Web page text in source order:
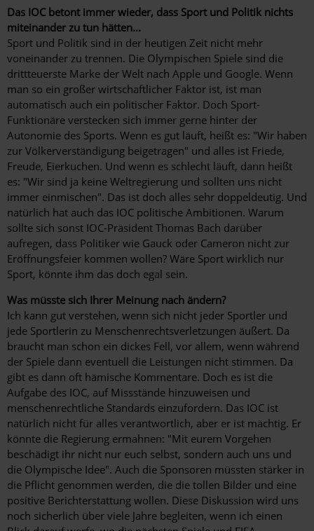
Das IOC betont immer wieder, dass Sport und Politik nichts
miteinander zu tun hätten...
Sport und Politik sind in der heutigen Zeit nicht mehr
voneinander zu trennen. Die Olympischen Spiele sind die
drittteuerste Marke der Welt nach Apple und Google. Wenn
man so ein großer wirtschaftlicher Faktor ist, ist man
automatisch auch ein politischer Faktor. Doch Sport-
Funktionäre verstecken sich immer gerne hinter der
Autonomie des Sports. Wenn es gut läuft, heißt es: "Wir haben
zur Völkerverständigung beigetragen" und alles ist Friede,
Freude, Eierkuchen. Und wenn es schlecht läuft, dann heißt
es: "Wir sind ja keine Weltregierung und sollten uns nicht
immer einmischen". Das ist doch alles sehr doppeldeutig. Und
natürlich hat auch das IOC politische Ambitionen. Warum
sollte sich sonst IOC-Präsident Thomas Bach darüber
aufregen, dass Politiker wie Gauck oder Cameron nicht zur
Eröffnungsfeier kommen wollen? Wäre Sport wirklich nur
Sport, könnte ihm das doch egal sein.
Was müsste sich Ihrer Meinung nach ändern?
Ich kann gut verstehen, wenn sich nicht jeder Sportler und
jede Sportlerin zu Menschenrechtsverletzungen äußert. Da
braucht man schon ein dickes Fell, vor allem, wenn während
der Spiele dann eventuell die Leistungen nicht stimmen. Da
gibt es dann oft hämische Kommentare. Doch es ist die
Aufgabe des IOC, auf Missstände hinzuweisen und
menschenrechtliche Standards einzufordern. Das IOC ist
natürlich nicht für alles verantwortlich, aber er ist mächtig. Er
könnte die Regierung ermahnen: "Mit eurem Vorgehen
beschädigt ihr nicht nur euch selbst, sondern auch uns und
die Olympische Idee". Auch die Sponsoren müssten stärker in
die Pflicht genommen werden, die die tollen Bilder und eine
positive Berichterstattung wollen. Diese Diskussion wird uns
noch sicherlich über viele Jahre begleiten, wenn ich einen